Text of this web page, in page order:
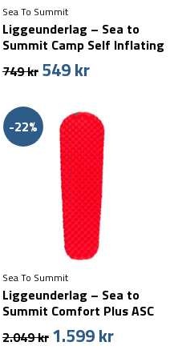
Sea To Summit
Liggeunderlag – Sea to
Summit Camp Self Inflating
Mat – Regular
749kr Den
var:
749 kr.
549krDen
er:
549 kr.
-22%
Sea To Summit
Liggeunderlag – Sea to
Summit Comfort Plus ASC
Insulated Mat – Regular
2.049kr Den
1.599krDen